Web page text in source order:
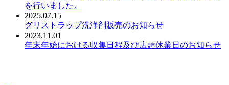
を行いました。
2025.07.15
グリストラップ洗浄剤販売のお知らせ
2023.11.01
年末年始における収集日程及び店頭休業日のお知らせ